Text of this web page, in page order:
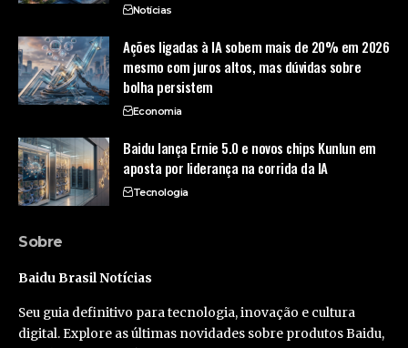
Notícias
Ações ligadas à IA sobem mais de 20% em 2026
mesmo com juros altos, mas dúvidas sobre
bolha persistem
Economia
Baidu lança Ernie 5.0 e novos chips Kunlun em
aposta por liderança na corrida da IA
Tecnologia
Sobre
Baidu Brasil Notícias
Seu guia definitivo para tecnologia, inovação e cultura
digital. Explore as últimas novidades sobre produtos Baidu,